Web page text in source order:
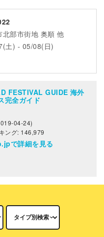
北部市街地 奥順 他
土) - 05/08(日)
FESTIVAL GUIDE 海外
完全ガイド
04-24)
ング: 146,979
で詳細を見る